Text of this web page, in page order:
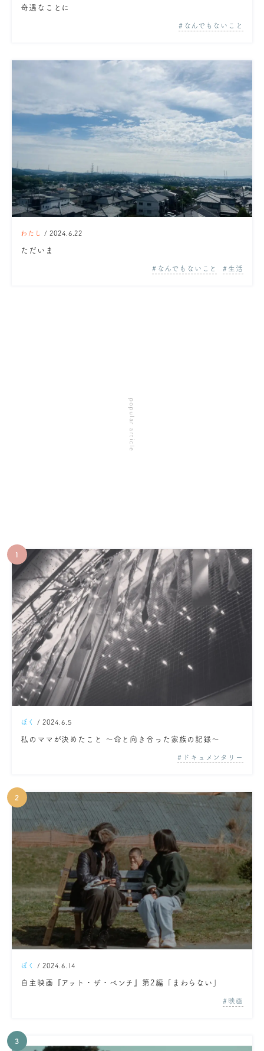
奇遇なことに
なんでもないこと
わたし / 2024.6.22
ただいま
なんでもないこと 生活
popular article
ぼく / 2024.6.5
私のママが決めたこと ～命と向き合った家族の記録～
ドキュメンタリー
ぼく / 2024.6.14
自主映画『アット・ザ・ベンチ』第2編「まわらない」
映画